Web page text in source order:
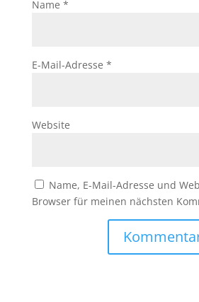
Name *
E-Mail-Adresse *
Website
Name, E-Mail-Adresse und
Browser für meinen nächsten